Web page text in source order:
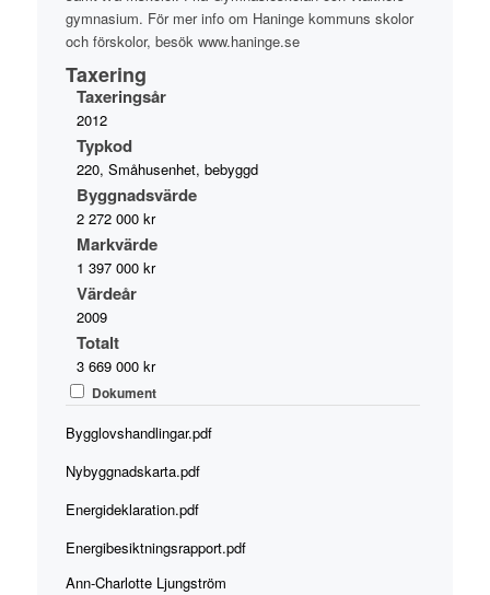
gymnasium. För mer info om Haninge kommuns skolor
och förskolor, besök www.haninge.se
Taxering
Taxeringsår
2012
Typkod
220, Småhusenhet, bebyggd
Byggnadsvärde
2 272 000 kr
Markvärde
1 397 000 kr
Värdeår
2009
Totalt
3 669 000 kr
Dokument
Bygglovshandlingar.pdf
Nybyggnadskarta.pdf
Energideklaration.pdf
Energibesiktningsrapport.pdf
Ann-Charlotte Ljungström